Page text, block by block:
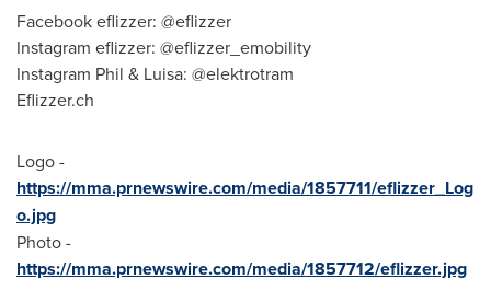
Facebook eflizzer: @eflizzer
Instagram eflizzer: @eflizzer_emobility
Instagram Phil & Luisa: @elektrotram
Eflizzer.ch
Logo -
https://mma.prnewswire.com/media/1857711/eflizzer_Log
o.jpg
Photo -
https://mma.prnewswire.com/media/1857712/eflizzer.jpg